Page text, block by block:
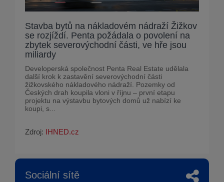
Stavba bytů na nákladovém nádraží Žižkov
se rozjíždí. Penta požádala o povolení na
zbytek severovýchodní části, ve hře jsou
miliardy
Developerská společnost Penta Real Estate udělala
další krok k zastavění severovýchodní části
žižkovského nákladového nádraží. Pozemky od
Českých drah koupila vloni v říjnu – první etapu
projektu na výstavbu bytových domů už nabízí ke
koupi, s...
Zdroj: IHNED.cz
Sociální sítě